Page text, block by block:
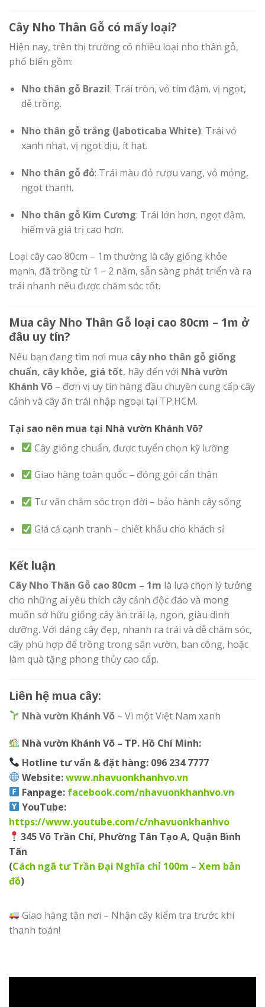
Cây Nho Thân Gỗ có mấy loại?
Hiện nay, trên thị trường có nhiều loại nho thân gỗ,
phổ biến gồm:
Nho thân gỗ Brazil: Trái tròn, vỏ tím đậm, vị ngọt,
dễ trồng.
Nho thân gỗ trắng (Jaboticaba White): Trái vỏ
xanh nhạt, vị ngọt dịu, ít hạt.
Nho thân gỗ đỏ: Trái màu đỏ rượu vang, vỏ mỏng,
ngọt thanh.
Nho thân gỗ Kim Cương: Trái lớn hơn, ngọt đậm,
hiếm và giá trị cao hơn.
Loại cây cao 80cm – 1m thường là cây giống khỏe
mạnh, đã trồng từ 1 – 2 năm, sẵn sàng phát triển và ra
trái nhanh nếu được chăm sóc tốt.
Mua cây Nho Thân Gỗ loại cao 80cm – 1m ở
đâu uy tín?
Nếu bạn đang tìm nơi mua cây nho thân gỗ giống
chuẩn, cây khỏe, giá tốt, hãy đến với Nhà vườn
Khánh Võ – đơn vị uy tín hàng đầu chuyên cung cấp cây
cảnh và cây ăn trái nhập ngoại tại TP.HCM.
Tại sao nên mua tại Nhà vườn Khánh Võ?
Cây giống chuẩn, được tuyển chọn kỹ lưỡng
Giao hàng toàn quốc – đóng gói cẩn thận
Tư vấn chăm sóc trọn đời – bảo hành cây sống
Giá cả cạnh tranh – chiết khấu cho khách sỉ
Kết luận
Cây Nho Thân Gỗ cao 80cm – 1m là lựa chọn lý tưởng
cho những ai yêu thích cây cảnh độc đáo và mong
muốn sở hữu giống cây ăn trái lạ, ngon, giàu dinh
dưỡng. Với dáng cây đẹp, nhanh ra trái và dễ chăm sóc,
cây phù hợp để trồng trong sân vườn, ban công, hoặc
làm quà tặng phong thủy cao cấp.
Liên hệ mua cây:
Nhà vườn Khánh Võ – Vì một Việt Nam xanh
Nhà vườn Khánh Võ – TP. Hồ Chí Minh:
Hotline tư vấn & đặt hàng: 096 234 7777
Website:www.nhavuonkhanhvo.vn
Fanpage: facebook.com/nhavuonkhanhvo.vn
YouTube:
https://www.youtube.com/c/nhavuonkhanhvo
345 Võ Trần Chí, Phường Tân Tạo A, Quận Bình
Tân
(Cách ngã tư Trần Đại Nghĩa chỉ 100m – Xem bản
đồ)
Giao hàng tận nơi – Nhận cây kiểm tra trước khi
thanh toán!